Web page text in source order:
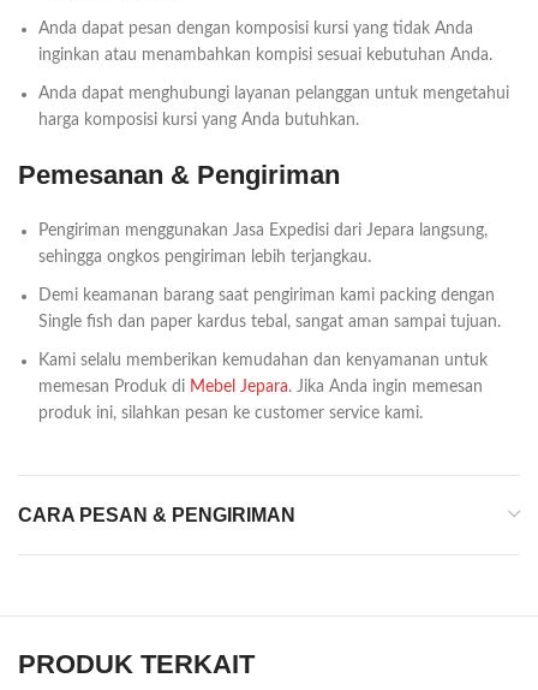
Anda dapat pesan dengan komposisi kursi yang tidak Anda
inginkan atau menambahkan kompisi sesuai kebutuhan Anda.
Anda dapat menghubungi layanan pelanggan untuk mengetahui
harga komposisi kursi yang Anda butuhkan.
Pemesanan & Pengiriman
Pengiriman menggunakan Jasa Expedisi dari Jepara langsung,
sehingga ongkos pengiriman lebih terjangkau.
Demi keamanan barang saat pengiriman kami packing dengan
Single fish dan paper kardus tebal, sangat aman sampai tujuan.
Kami selalu memberikan kemudahan dan kenyamanan untuk
memesan Produk di Mebel Jepara. Jika Anda ingin memesan
produk ini, silahkan pesan ke customer service kami.
CARA PESAN & PENGIRIMAN
PRODUK TERKAIT